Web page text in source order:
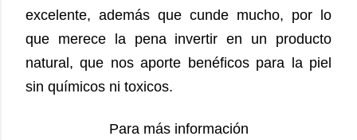
excelente, además que cunde mucho, por lo
que merece la pena invertir en un producto
natural, que nos aporte benéficos para la piel
sin químicos ni toxicos.
Para más información